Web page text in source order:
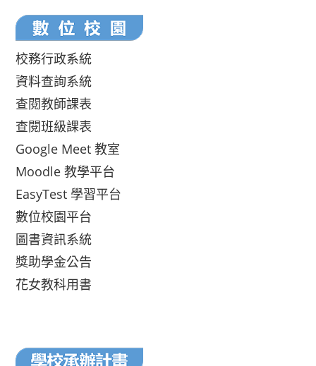
校務行政系統
資料查詢系統
查閱教師課表
查閱班級課表
Google Meet 教室
Moodle 教學平台
EasyTest 學習平台
數位校園平台
圖書資訊系統
獎助學金公告
花女教科用書